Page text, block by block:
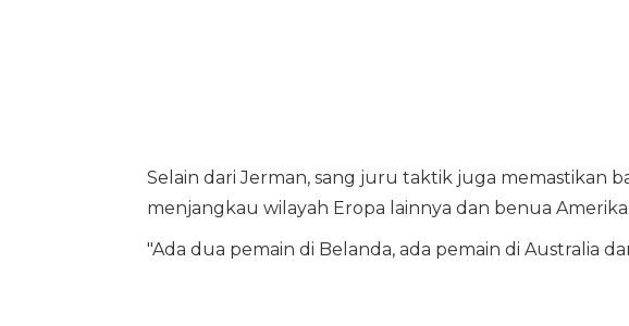
Selain dari Jerman, sang juru taktik juga memastikan
menjangkau wilayah Eropa lainnya dan benua Amerika.
"Ada dua pemain di Belanda, ada pemain di Australia